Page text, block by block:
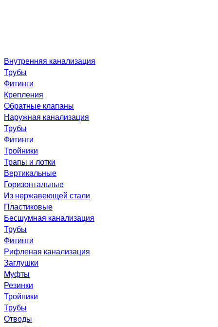
Внутренняя канализация
Трубы
Фитинги
Крепления
Обратные клапаны
Наружная канализация
Трубы
Фитинги
Тройники
Трапы и лотки
Вертикальные
Горизонтальные
Из нержавеющей стали
Пластиковые
Бесшумная канализация
Трубы
Фитинги
Рифленая канализация
Заглушки
Муфты
Резинки
Тройники
Трубы
Отводы